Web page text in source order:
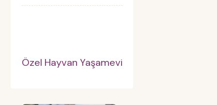
Özel Hayvan Yaşamevi